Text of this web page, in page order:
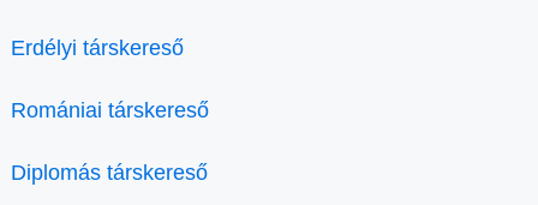
Erdélyi társkereső
Romániai társkereső
Diplomás társkereső